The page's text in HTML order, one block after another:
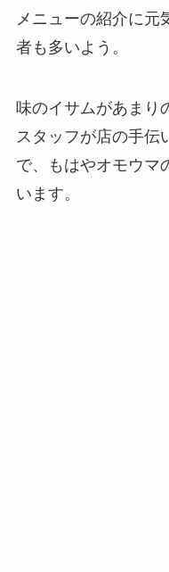
メニューの紹介に元
者も多いよう。
味のイサムがあまり
スタッフが店の手伝
で、もはやオモウマ
います。